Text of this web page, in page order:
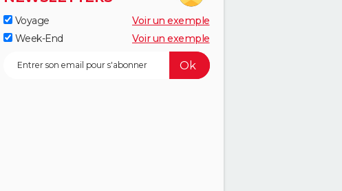
Voyage
Voir un exemple
Week-End
Voir un exemple